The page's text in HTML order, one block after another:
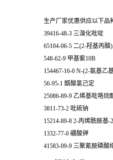
生产厂家优惠供应以下品
39416-48-3 三溴化吡啶
65104-06-5 二(2-羟基丙
548-62-9 甲基紫10B
154467-16-0 N-(2-氨基乙
56-95-1 醋酸氯己定
25086-89-9 乙烯基吡咯
3811-73-2 吡硫钠
15214-89-8 2-丙烯酰胺基
1332-77-0 硼酸钾
41583-09-9 三聚氰胺磷酸